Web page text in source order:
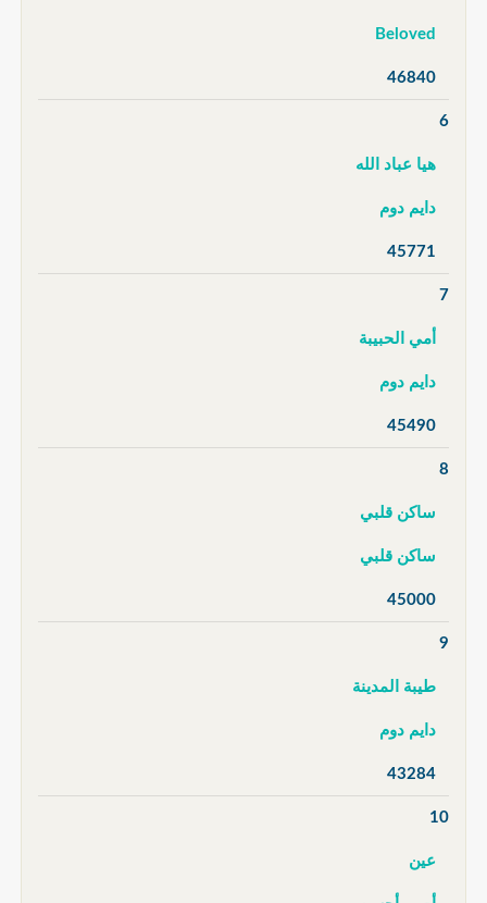
Beloved
46840
6
هيا عباد الله
دايم دوم
45771
7
أمي الحبيبة
دايم دوم
45490
8
ساكن قلبي
ساكن قلبي
45000
9
طيبة المدينة
دايم دوم
43284
10
عين